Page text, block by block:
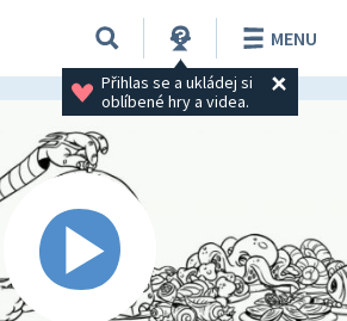
Přihlas se a ukládej si
oblíbené hry a videa.
MENU